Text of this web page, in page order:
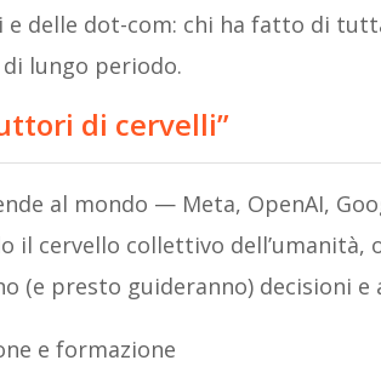
delle dot-com: chi ha fatto di
lungo periodo.
di cervelli”
al mondo — Meta, OpenAI,
il cervello collettivo dell’umanità,
(e presto guideranno) decisioni
e formazione